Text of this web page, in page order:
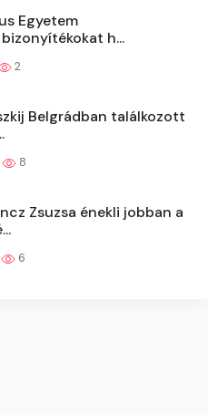
Egyetem
h...
2
Belgrádban találkozott
8
Zsuzsa énekli jobban a
6